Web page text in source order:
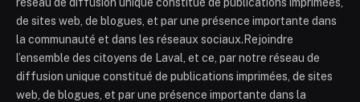
de sites web, de blogues, et par une présence importante dans
la communauté et dans les réseaux sociaux.Rejoindre
l’ensemble des citoyens de Laval, et ce, par notre réseau de
diffusion unique constitué de publications imprimées, de sites
web, de blogues, et par une présence importante dans la